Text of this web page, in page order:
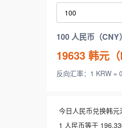
100 人民币（CNY
19633韩元（
反向汇率：1 KRW =
今日人民币兑换韩元
1 人民币等于